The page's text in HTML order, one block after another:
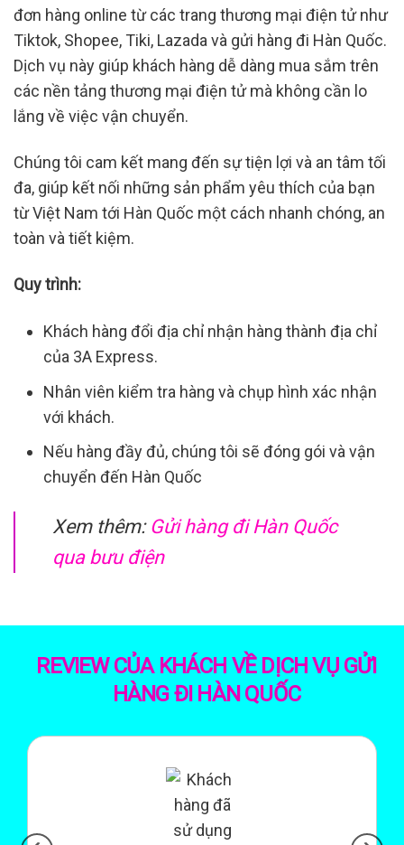
đơn hàng online từ các trang thương mại điện tử như
Tiktok, Shopee, Tiki, Lazada và gửi hàng đi Hàn Quốc.
Dịch vụ này giúp khách hàng dễ dàng mua sắm trên
các nền tảng thương mại điện tử mà không cần lo
lắng về việc vận chuyển.
Chúng tôi cam kết mang đến sự tiện lợi và an tâm tối
đa, giúp kết nối những sản phẩm yêu thích của bạn
từ Việt Nam tới Hàn Quốc một cách nhanh chóng, an
toàn và tiết kiệm.
Quy trình:
Khách hàng đổi địa chỉ nhận hàng thành địa chỉ
của 3A Express.
Nhân viên kiểm tra hàng và chụp hình xác nhận
với khách.
Nếu hàng đầy đủ, chúng tôi sẽ đóng gói và vận
chuyển đến Hàn Quốc
Xem thêm: Gửi hàng đi Hàn Quốc
qua bưu điện
REVIEW CỦA KHÁCH VỀ DỊCH VỤ GỬI
HÀNG ĐI HÀN QUỐC